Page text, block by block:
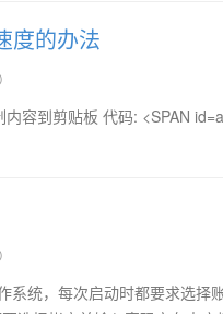
度的办法
容到剪贴板 代码: <SPAN
系统，每次启动时都要求选